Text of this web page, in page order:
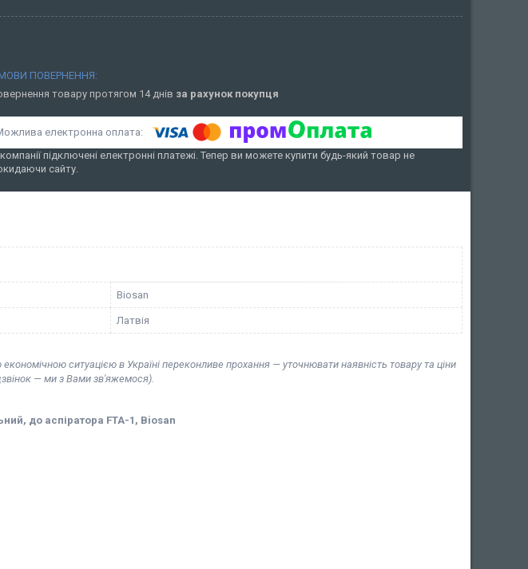
товару протягом 14 днів за рахунок покупця
підключені електронні платежі. Тепер ви можете купити будь-який товар не
сайту.
Biosan
Латвія
ситуацією в Україні переконливе прохання — уточнювати наявність товару та ціни
— ми з Вами зв'яжемося).
до аспіратора FTA-1, Biosan